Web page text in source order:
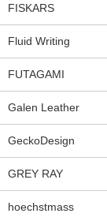
FISKARS
Fluid Writing
FUTAGAMI
Galen Leather
GeckoDesign
GREY RAY
hoechstmass